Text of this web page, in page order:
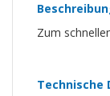
Zum
Technische